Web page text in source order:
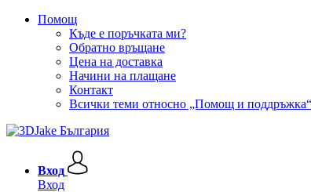
Помощ
Къде е поръчката ми?
Обратно връщане
Цена на доставка
Начини на плащане
Контакт
Всички теми относно „Помощ и поддръжка“
Вход
Вход